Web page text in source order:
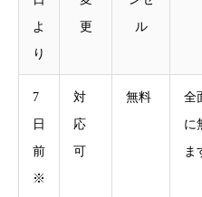
よ
り
更
ル
7
日
前
※
対
応
可
無料
全
に
ま